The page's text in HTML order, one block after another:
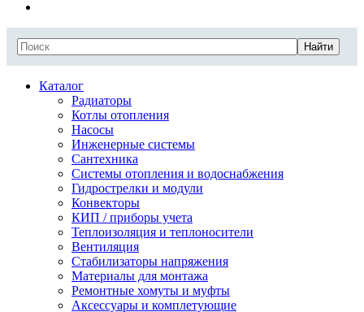
Найти
Каталог
Радиаторы
Котлы отопления
Насосы
Инженерные системы
Сантехника
Системы отопления и водоснабжения
Гидрострелки и модули
Конвекторы
КИП / приборы учета
Теплоизоляция и теплоносители
Вентиляция
Стабилизаторы напряжения
Материалы для монтажа
Ремонтные хомуты и муфты
Аксессуары и комплетующие